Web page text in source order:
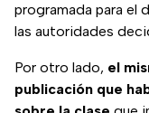
programada para el
las autoridades
Por otro lado, el
publicación que